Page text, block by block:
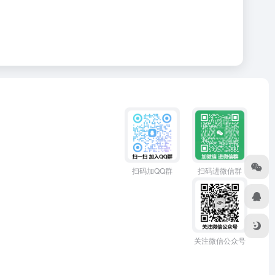
扫码加QQ群 扫码进微信群
关注微信公众号